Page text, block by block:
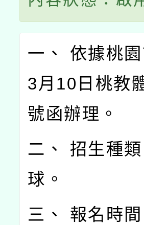
一、 依據桃
3月10日桃教
號函辦理。
二、 招生種
球。
三、 報名時